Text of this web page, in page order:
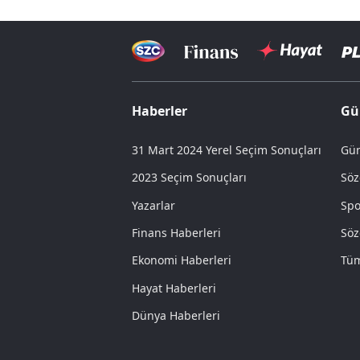
Haberler
31 Mart 2024 Yerel Seçim Sonuçları
2023 Seçim Sonuçları
Yazarlar
Finans Haberleri
Ekonomi Haberleri
Hayat Haberleri
Dünya Haberleri